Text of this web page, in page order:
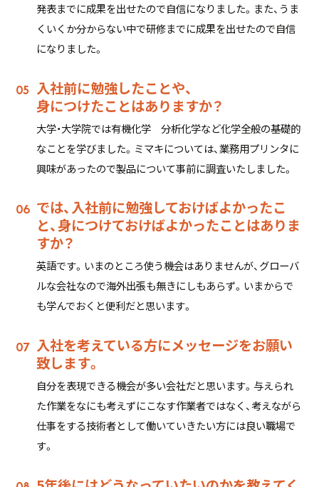
発表までに成果を出せたので自信になりました。また、うま
くいくか分からない中で研修までに成果を出せたので自信
になりました。
入社前に勉強したことや、
身につけたことはありますか？
大学・大学院では有機化学 分析化学など化学全般の基礎的
なことを学びました。ミマキについては、業務用プリンタに
興味があったので製品について事前に調査いたしました。
では、入社前に勉強しておけばよかったこ
と、身につけておけばよかったことはありま
すか？
英語です。いまのところ使う機会はありませんが、グローバ
ルな会社なので海外出張も無きにしもあらず。いまからで
も学んでおくと便利だと思います。
入社を考えている方にメッセージをお願い
致します。
自分を表現できる機会が多い会社だと思います。与えられ
た作業をなにも考えずにこなす作業者ではなく、考えながら
仕事をする技術者として働いていきたい方には良い職場で
す。